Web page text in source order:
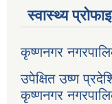
स्वास्थ्य
कृष्णनगर
उपेक्षित उष्ण
कृष्णनगर